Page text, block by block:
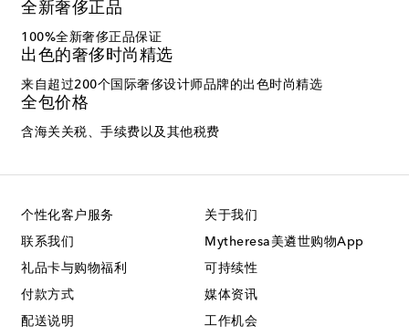
全新奢侈正品
100%全新奢侈正品保证
出色的奢侈时尚精选
来自超过200个国际奢侈设计师品牌的出色时尚精选
全包价格
含海关关税、手续费以及其他税费
个性化客户服务
联系我们
礼品卡与购物福利
付款方式
配送说明
关于我们
Mytheresa美遴世购物App
可持续性
媒体资讯
工作机会